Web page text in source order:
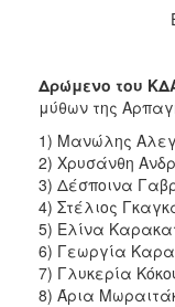
Δρώμενο του
μύθων της
1) Μανώλης
2) Χρυσάνθη
3) Δέσποινα
4) Στέλιος
5) Ελίνα
6) Γεωργία
7) Γλυκερία
8) Άρια